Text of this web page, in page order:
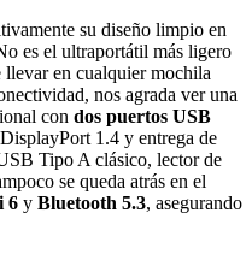
su diseño limpio en
es el ultraportátil más ligero
llevar en cualquier mochila
nos agrada ver una
con dos puertos USB
1.4 y entrega de
Tipo A clásico, lector de
se queda atrás en el
6 y Bluetooth 5.3, asegurando